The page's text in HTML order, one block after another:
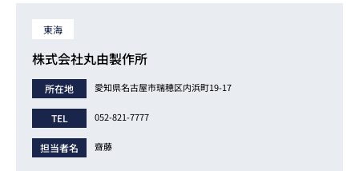
東海
株式会社丸由製作所
所在地 愛知県名古屋市瑞穂区内浜町19-17
TEL 052-821-7777
担当者名 齋藤